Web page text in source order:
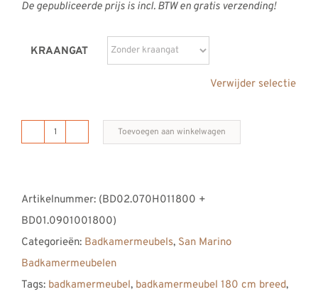
De gepubliceerde prijs is incl. BTW en gratis verzending!
KRAANGAT
Verwijder selectie
B
Marino
Badkamermeubel
1800
aantal
Toevoegen aan winkelwagen
Artikelnummer: (BD02.070H011800 +
BD01.0901001800)
Categorieën: Badkamermeubels, San Marino
Badkamermeubelen
Tags: badkamermeubel, badkamermeubel 180 cm breed,